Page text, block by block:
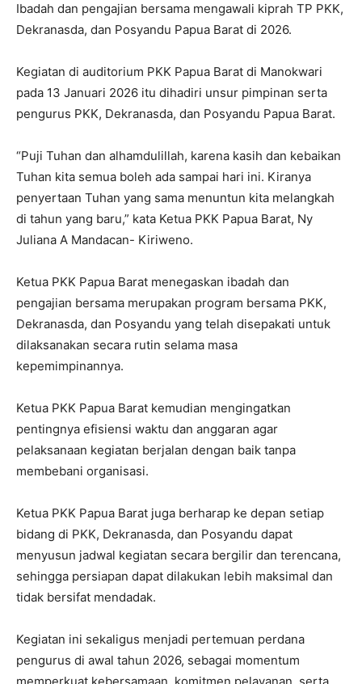
Ibadah dan pengajian bersama mengawali kiprah TP PKK,
Dekranasda, dan Posyandu Papua Barat di 2026.
Kegiatan di auditorium PKK Papua Barat di Manokwari
pada 13 Januari 2026 itu dihadiri unsur pimpinan serta
pengurus PKK, Dekranasda, dan Posyandu Papua Barat.
“Puji Tuhan dan alhamdulillah, karena kasih dan kebaikan
Tuhan kita semua boleh ada sampai hari ini. Kiranya
penyertaan Tuhan yang sama menuntun kita melangkah
di tahun yang baru,” kata Ketua PKK Papua Barat, Ny
Juliana A Mandacan- Kiriweno.
Ketua PKK Papua Barat menegaskan ibadah dan
pengajian bersama merupakan program bersama PKK,
Dekranasda, dan Posyandu yang telah disepakati untuk
dilaksanakan secara rutin selama masa
kepemimpinannya.
Ketua PKK Papua Barat kemudian mengingatkan
pentingnya efisiensi waktu dan anggaran agar
pelaksanaan kegiatan berjalan dengan baik tanpa
membebani organisasi.
Ketua PKK Papua Barat juga berharap ke depan setiap
bidang di PKK, Dekranasda, dan Posyandu dapat
menyusun jadwal kegiatan secara bergilir dan terencana,
sehingga persiapan dapat dilakukan lebih maksimal dan
tidak bersifat mendadak.
Kegiatan ini sekaligus menjadi pertemuan perdana
pengurus di awal tahun 2026, sebagai momentum